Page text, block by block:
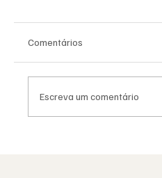
Comentários
Escreva um comentário